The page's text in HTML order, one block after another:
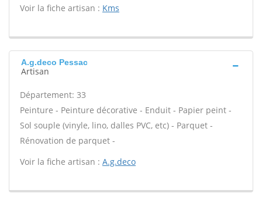
Voir la fiche artisan : Kms
A.g.deco Pessac
Artisan
Département: 33
Peinture - Peinture décorative - Enduit - Papier peint -
Sol souple (vinyle, lino, dalles PVC, etc) - Parquet -
Rénovation de parquet -
Voir la fiche artisan : A.g.deco